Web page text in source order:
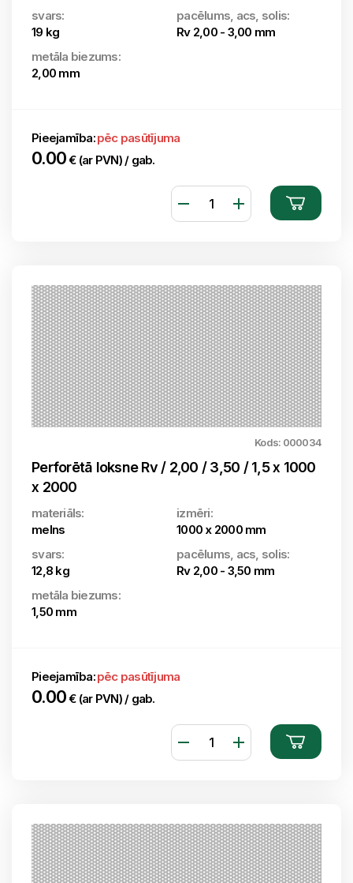
svars:
19 kg
pacēlums, acs, solis:
Rv 2,00 - 3,00 mm
metāla biezums:
2,00 mm
Pieejamība:pēc pasūtījuma
0.00€ (ar PVN) / gab.
Kods: 000034
Perforētā loksne Rv / 2,00 / 3,50 / 1,5 x 1000
x 2000
materiāls:
melns
izmēri:
1000 x 2000 mm
svars:
12,8 kg
pacēlums, acs, solis:
Rv 2,00 - 3,50 mm
metāla biezums:
1,50 mm
Pieejamība:pēc pasūtījuma
0.00€ (ar PVN) / gab.